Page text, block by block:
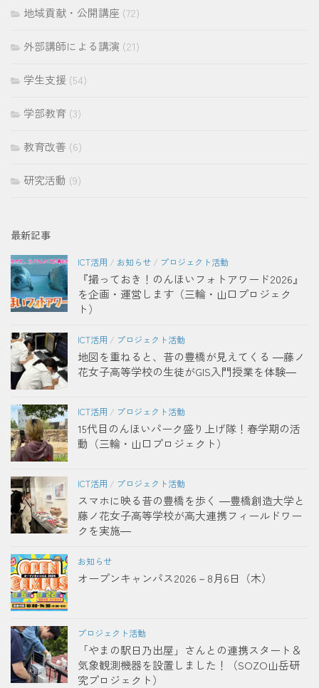
地域貢献・公開講座 (72)
外部講師による講演 (21)
学生支援 (54)
学部教育 (3)
教育改善 (6)
研究活動 (9)
最新記事
ICT活用 / お知らせ / プロジェクト活動
『撮っておき！のんほいフォトアワード2026』
を企画・運営します（三輪・山口プロジェク
ト）
ICT活用 / プロジェクト活動
地図を重ねると、昔の豊橋が見えてくる ―藤ノ
花女子高等学校の生徒がGIS入門授業を体験―
ICT活用 / プロジェクト活動
15代目のんほいパーク盛り上げ隊！春学期の活
動（三輪・山口プロジェクト）
ICT活用 / プロジェクト活動
スマホに映る昔の豊橋を歩く ―豊橋創造大学と
藤ノ花女子高等学校が高大連携フィールドワー
クを実施―
お知らせ
オープンキャンパス2026－8月6日（木）
プロジェクト活動
「やまの駅日乃出屋」さんとの連携スタート＆
気象観測機器を設置しました！（SOZO山岳研
究プロジェクト）